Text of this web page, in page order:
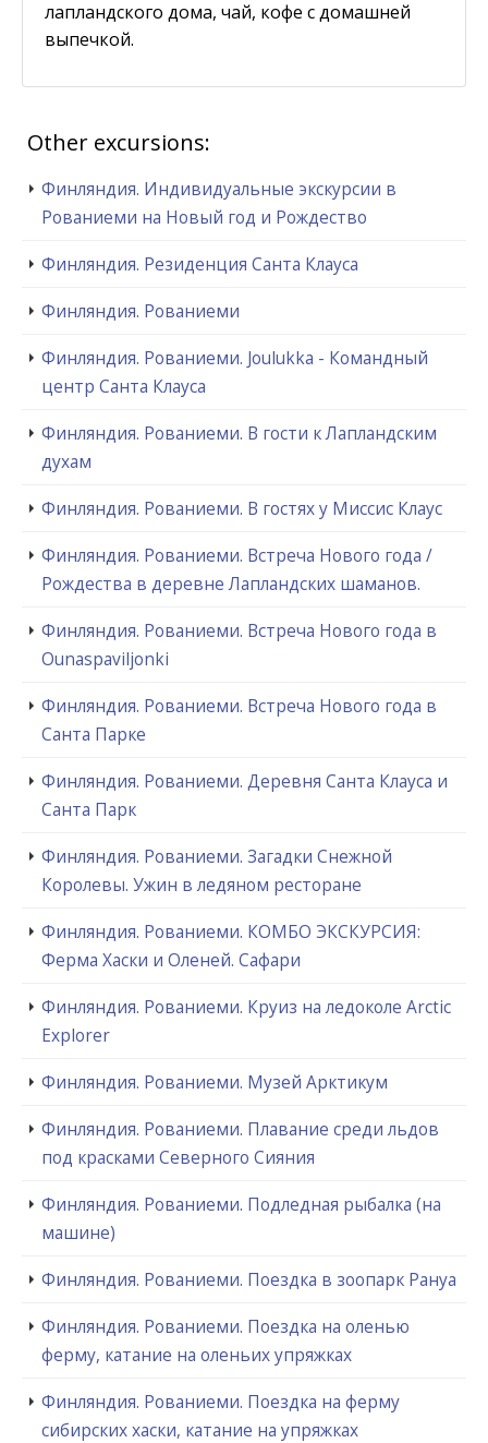
лапландского дома, чай, кофе с домашней
выпечкой.
Other excursions:
Финляндия. Индивидуальные экскурсии в
Рованиеми на Новый год и Рождество
Финляндия. Резиденция Санта Клауса
Финляндия. Рованиеми
Финляндия. Рованиеми. Joulukka - Командный
центр Санта Клауса
Финляндия. Рованиеми. В гости к Лапландским
духам
Финляндия. Рованиеми. В гостях у Миссис Клаус
Финляндия. Рованиеми. Встреча Нового года /
Рождества в деревне Лапландских шаманов.
Финляндия. Рованиеми. Встреча Нового года в
Ounaspaviljonki
Финляндия. Рованиеми. Встреча Нового года в
Санта Парке
Финляндия. Рованиеми. Деревня Санта Клауса и
Санта Парк
Финляндия. Рованиеми. Загадки Снежной
Королевы. Ужин в ледяном ресторане
Финляндия. Рованиеми. КОМБО ЭКСКУРСИЯ:
Ферма Хаски и Оленей. Сафари
Финляндия. Рованиеми. Круиз на ледоколе Arctic
Explorer
Финляндия. Рованиеми. Музей Арктикум
Финляндия. Рованиеми. Плавание среди льдов
под красками Северного Сияния
Финляндия. Рованиеми. Подледная рыбалка (на
машине)
Финляндия. Рованиеми. Поездка в зоопарк Рануа
Финляндия. Рованиеми. Поездка на оленью
ферму, катание на оленьих упряжках
Финляндия. Рованиеми. Поездка на ферму
сибирских хаски, катание на упряжках